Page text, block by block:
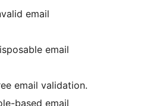
email
email
email validation.
based email